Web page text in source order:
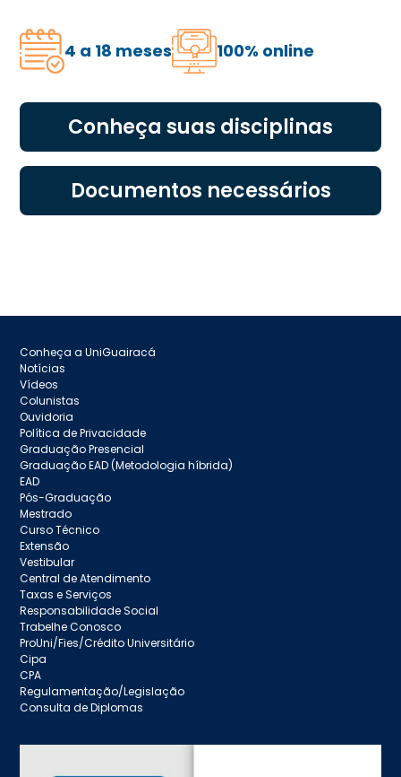
4 a 18 meses 100% online
Conheça suas disciplinas
Documentos necessários
Conheça a UniGuairacá
Notícias
Vídeos
Colunistas
Ouvidoria
Política de Privacidade
Graduação Presencial
Graduação EAD (Metodologia híbrida)
EAD
Pós-Graduação
Mestrado
Curso Técnico
Extensão
Vestibular
Central de Atendimento
Taxas e Serviços
Responsabilidade Social
Trabelhe Conosco
ProUni/Fies/Crédito Universitário
Cipa
CPA
Regulamentação/Legislação
Consulta de Diplomas